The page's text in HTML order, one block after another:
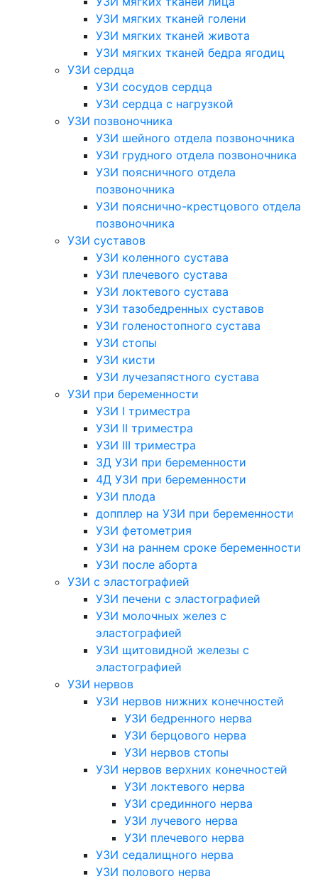
УЗИ мягких тканей голени
УЗИ мягких тканей живота
УЗИ мягких тканей бедра ягодиц
УЗИ сердца
УЗИ сосудов сердца
УЗИ сердца с нагрузкой
УЗИ позвоночника
УЗИ шейного отдела позвоночника
УЗИ грудного отдела позвоночника
УЗИ поясничного отдела
позвоночника
УЗИ пояснично-крестцового отдела
позвоночника
УЗИ суставов
УЗИ коленного сустава
УЗИ плечевого сустава
УЗИ локтевого сустава
УЗИ тазобедренных суставов
УЗИ голеностопного сустава
УЗИ стопы
УЗИ кисти
УЗИ лучезапястного сустава
УЗИ при беременности
УЗИ I триместра
УЗИ II триместра
УЗИ III триместра
3Д УЗИ при беременности
4Д УЗИ при беременности
УЗИ плода
допплер на УЗИ при беременности
УЗИ фетометрия
УЗИ на раннем сроке беременности
УЗИ после аборта
УЗИ с эластографией
УЗИ печени с эластографией
УЗИ молочных желез с
эластографией
УЗИ щитовидной железы с
эластографией
УЗИ нервов
УЗИ нервов нижних конечностей
УЗИ бедренного нерва
УЗИ берцового нерва
УЗИ нервов стопы
УЗИ нервов верхних конечностей
УЗИ локтевого нерва
УЗИ срединного нерва
УЗИ лучевого нерва
УЗИ плечевого нерва
УЗИ седалищного нерва
УЗИ полового нерва